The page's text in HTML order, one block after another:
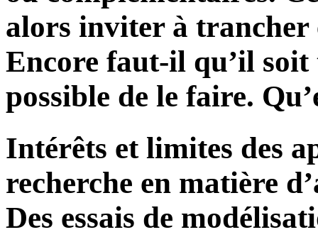
alors inviter à trancher
Encore faut-il qu’il
possible de le faire.
Intérêts et limites des
recherche en matière
Des essais de